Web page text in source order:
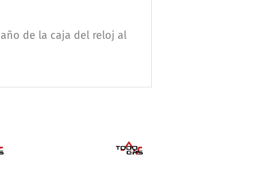
de la caja del reloj al